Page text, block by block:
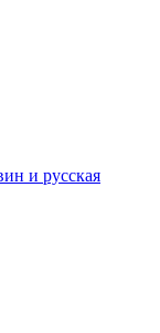
и русская